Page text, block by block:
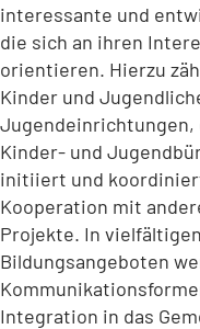
interessante und
die sich an ihren
orientieren. Hierzu
Kinder und
Jugendeinrichtungen,
Kinder- und
initiiert und
Kooperation mit
Projekte. In
Bildungsangeboten
Integration in das